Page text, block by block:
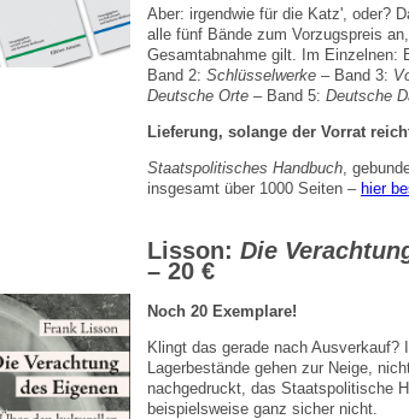
Aber: irgendwie für die Katz', oder?
alle fünf Bände zum Vorzugspreis
Gesamtabnahme gilt. Im Einzelnen:
Band 2: Schlüsselwerke – Band 3:
Deutsche Orte – Band 5: Deutsche
Lieferung, solange der Vorrat
Staatspolitisches Handbuch ,
insgesamt über 1000 Seiten – hier
Lisson: Die
– 20 €
Noch 20 Exemplare!
Klingt das gerade nach Ausverkauf?
Lagerbestände gehen zur Neige,
nachgedruckt, das Staatspolitische
beispielsweise ganz sicher nicht.